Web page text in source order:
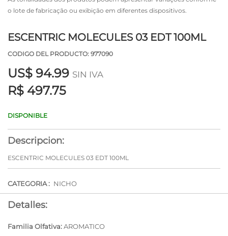
o lote de fabricação ou exibição em diferentes dispositivos.
ESCENTRIC MOLECULES 03 EDT 100ML
CODIGO DEL PRODUCTO: 977090
US$ 94.99 SIN IVA
R$ 497.75
DISPONIBLE
Descripcion:
ESCENTRIC MOLECULES 03 EDT 100ML
CATEGORIA : NICHO
Detalles:
Familia Olfativa:AROMATICO